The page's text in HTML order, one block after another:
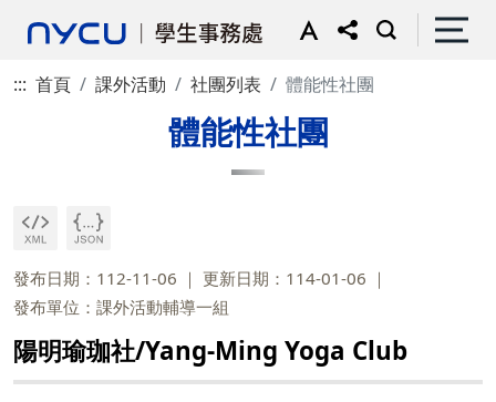
::: 首頁 課外活動 社團列表 體能性社團
體能性社團
發布日期：112-11-06
更新日期：114-01-06
發布單位：課外活動輔導一組
陽明瑜珈社/Yang-Ming Yoga Club